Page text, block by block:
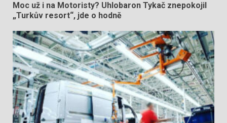
Moc už i na Motoristy? Uhlobaron Tykač znepokojil
„Turkův resort“, jde o hodně